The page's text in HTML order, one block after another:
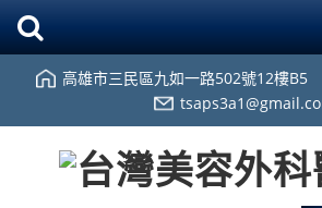
高雄市三民區九如一路502號12樓B5